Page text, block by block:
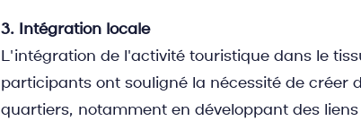
3. Intégration locale
L'intégration de l'activité touristique dans le
participants ont souligné la nécessité de créer
quartiers, notamment en développant des